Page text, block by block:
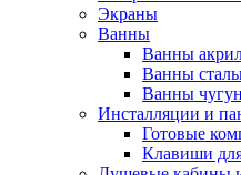
Экраны
Ванны
Ванны
Ванны
Ванны
Инсталляции и
Готовые
Клавиши